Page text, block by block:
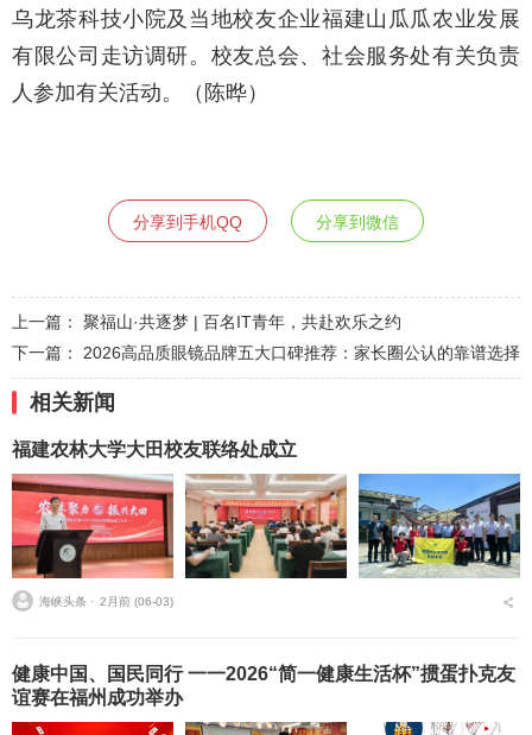
乌龙茶科技小院及当地校友企业福建山瓜瓜农业发展
有限公司走访调研。校友总会、社会服务处有关负责
人参加有关活动。（陈晔）
分享到手机QQ 分享到微信
上一篇： 聚福山·共逐梦 | 百名IT青年，共赴欢乐之约
下一篇： 2026高品质眼镜品牌五大口碑推荐：家长圈公认的靠谱选择
相关新闻
福建农林大学大田校友联络处成立
海峡头条 ⋅ 2月前 (06-03)
健康中国、国民同行 一一2026“简一健康生活杯”掼蛋扑克友
谊赛在福州成功举办